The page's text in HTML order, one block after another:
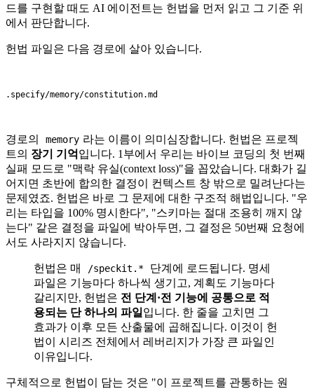
드를 구현할 때도 AI 에이전트는 헌법을 먼저 읽고 그 기준 위
에서 판단합니다.
헌법 파일은 다음 경로에 살아 있습니다.
경로의 memory 라는 이름이 의미심장합니다. 헌법은 프로젝
트의 장기 기억 입니다. 1부에서 우리는 바이브 코딩의 첫 번째
실패 모드로 "맥락 유실(context loss)"을 꼽았습니다. 대화가 길
어지면 초반에 합의한 결정이 컨텍스트 창 밖으로 밀려난다는
문제였죠. 헌법은 바로 그 문제에 대한 구조적 해법입니다. "우
리는 타입을 100% 명시한다", "스키마는 절대 조용히 깨지 않
는다" 같은 결정을 파일에 박아두면, 그 결정은 50번째 요청에
서도 사라지지 않습니다.
헌법은 매 /speckit.*
단계에 로드됩니다. 명세
파일은 기능마다 하나씩 생기고, 계획도 기능마다
갈리지만, 헌법은 전 단계·전 기능에 공통으로 적
용되는 단 하나의 파일 입니다. 한 줄을 고치면 그
효과가 이후 모든 산출물에 곱해집니다. 이것이 헌
법이 시리즈 전체에서 레버리지가 가장 큰 파일인
이유입니다.
구체적으로 헌법이 담는 것은 "이 프로젝트를 관통하는 원